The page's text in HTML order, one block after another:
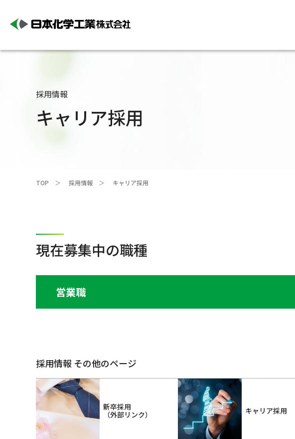
採用情報
キャリア採用
TOP 採用情報 キャリア採用
現在募集中の職種
営業職
採用情報 その他のページ
新卒採用
（外部リンク）
キャリア採用